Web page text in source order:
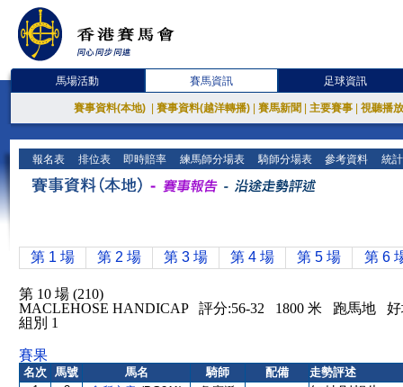
馬場活動 賽馬資訊 足球資訊
賽事資料(本地) 賽事資料(越洋轉播) 賽馬新聞 主要賽事 視聽播
報名表 排位表 即時賠率 練馬師分場表 騎師分場表 參考資料 統
第 1 場 第 2 場 第 3 場 第 4 場 第 5 場 第 6
第 10 場 (210)
MACLEHOSE HANDICAP 評分:56-32 1800 米 跑馬地 好
組別 1
賽果
名次 馬號 馬名 騎師 配備
走勢評述